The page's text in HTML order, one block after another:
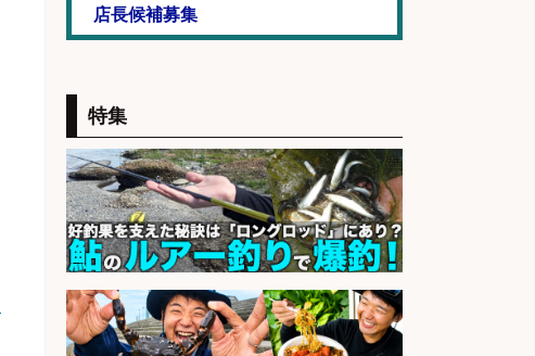
店長候補募集
仕分け・シール貼り/釣り具などの
出荷作業/兵庫県/神戸市北区
会社名 UTエージェント株式会社
sponsored by 求人ボックス
フィッシング用品の「製品開発設
計」
特集